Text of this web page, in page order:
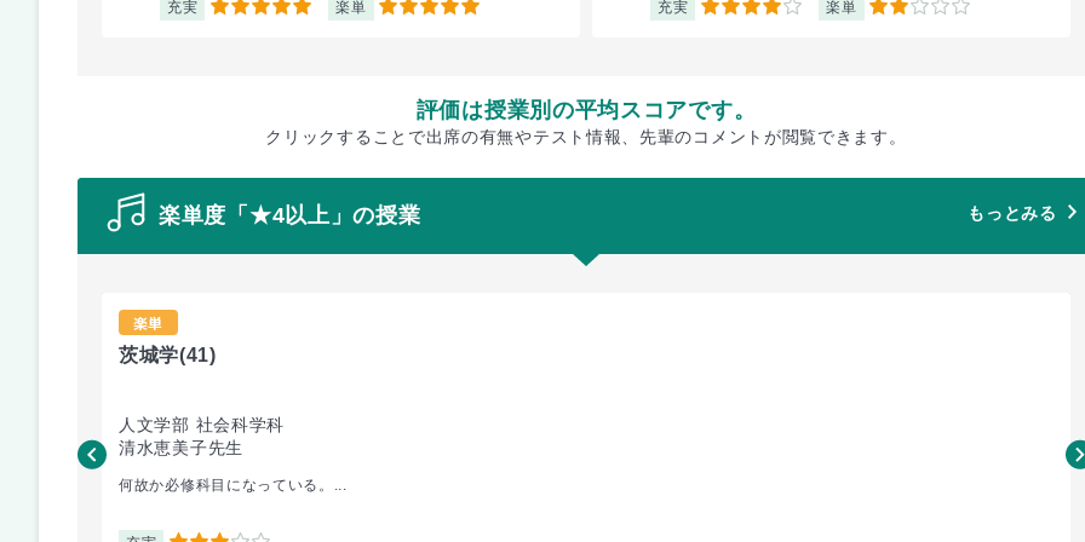
充実 5 楽単 5 充実 4 楽単 2
評価は授業別の平均スコアです。
クリックすることで出席の有無やテスト情報、先輩のコメントが閲覧できます。
楽単度「★4以上」の授業 もっとみる
楽単
茨城学(41)
人文学部 社会科学科
清水恵美子先生
何故か必修科目になっている。...